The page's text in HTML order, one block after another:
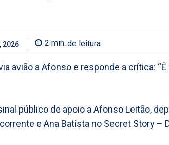
2026 2 min. de leitura
avião a Afonso e responde a crítica: “É
público de apoio a Afonso Leitão,
e Ana Batista no Secret Story –